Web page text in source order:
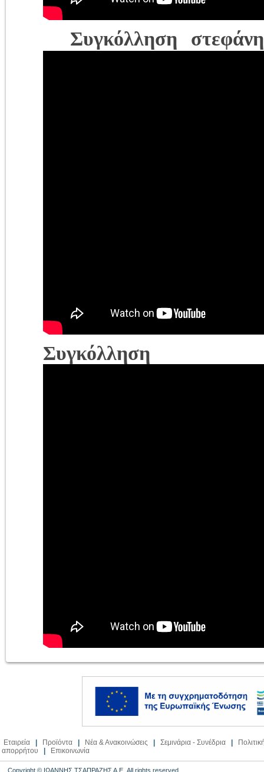
Συγκόλληση
Συγκόλληση
Εταιρεία | Προϊόντα | Νέα & Ανακοινώσεις | Σεμινάρια - Συνέδρια |
απορρήτου
| Επικοινωνία
Copyright © ΙΩΑΝΝΗΣ ΤΣΑΠΡΑΖΗΣ Α.Ε. All rights reserved